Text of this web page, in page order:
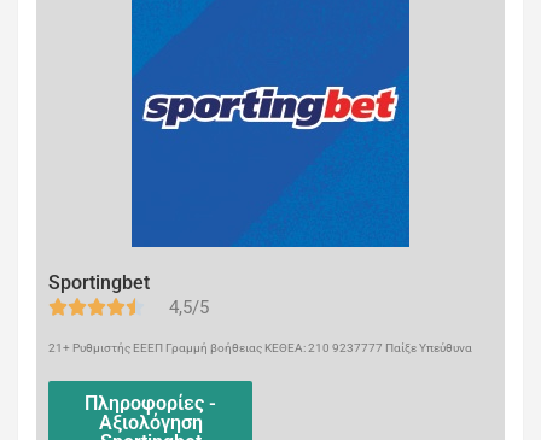
Sportingbet
4,5/5
21+ Ρυθμιστής ΕΕΕΠ Γραμμή βοήθειας ΚΕΘΕΑ: 210 9237777 Παίξε Υπεύθυνα
Πληροφορίες -
Αξιολόγηση